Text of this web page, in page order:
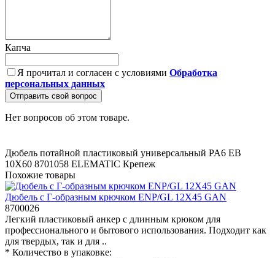
Капча
Я прочитал и согласен с условиями Обработка
персональных данных
Отправить свой вопрос
Нет вопросов об этом товаре.
Дюбель потайной пластиковый универсальный PA6 EB
10X60 8701058 ELEMATIC Крепеж
Похожие товары
Дюбель с Г-образным крючком ENP/GL 12X45 GAN
8700026
Легкий пластиковый анкер с длинным крюком для
профессионального и бытового использования. Подходит как
для твердых, так и для ..
* Количество в упаковке: